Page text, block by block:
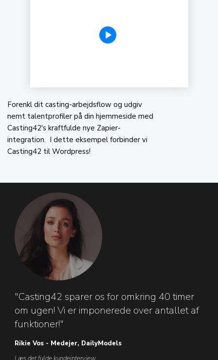
Forenkl dit casting-arbejdsflow og udgiv
nemt talentprofiler på din hjemmeside med
Casting42's kraftfulde nye Zapier-
integration. I dette eksempel forbinder vi
Casting42 til Wordpress!
"Casting42 sparer os for omkring 40 timer
om ugen! Vi er imponerede over antallet af
funktioner!"
Rikie Vos - Medejer, DailyModels